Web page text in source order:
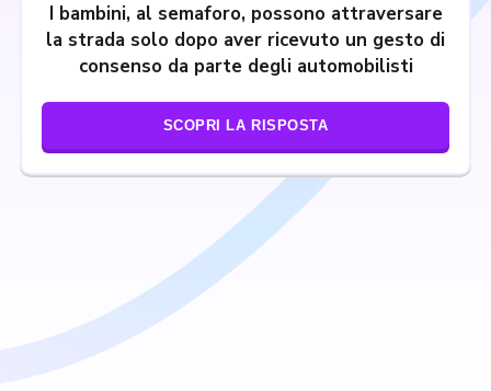
I bambini, al semaforo, possono attraversare
la strada solo dopo aver ricevuto un gesto di
consenso da parte degli automobilisti
SCOPRI LA RISPOSTA